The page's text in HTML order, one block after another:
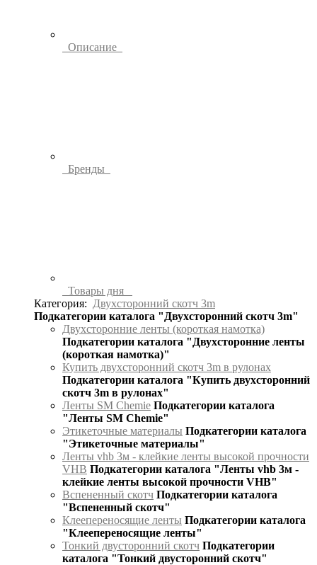
Описание
Бренды
Товары дня
Категория:
Двухсторонний скотч 3m
Подкатегории каталога "Двухсторонний скотч 3m"
Двухсторонние ленты (короткая намотка)
Подкатегории каталога "Двухсторонние ленты
(короткая намотка)"
Купить двухсторонний скотч 3m в рулонах
Подкатегории каталога "Купить двухсторонний
скотч 3m в рулонах"
Ленты SM Chemie Подкатегории каталога
"Ленты SM Chemie"
Этикеточные материалы Подкатегории каталога
"Этикеточные материалы"
Ленты vhb 3м - клейкие ленты высокой прочности
VHB Подкатегории каталога "Ленты vhb 3м -
клейкие ленты высокой прочности VHB"
Вспененный скотч Подкатегории каталога
"Вспененный скотч"
Клеепереносящие ленты Подкатегории каталога
"Клеепереносящие ленты"
Тонкий двусторонний скотч Подкатегории
каталога "Тонкий двусторонний скотч"